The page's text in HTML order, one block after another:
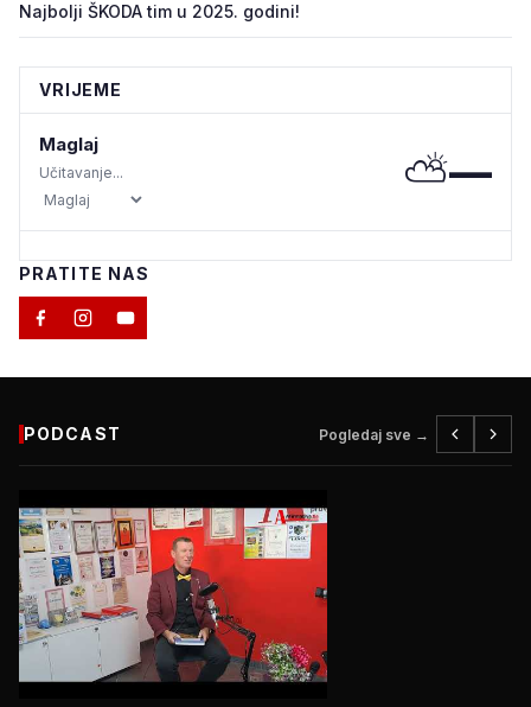
Najbolji ŠKODA tim u 2025. godini!
VRIJEME
Maglaj
Učitavanje... ⛅—
PRATITE NAS
PODCAST Pogledaj sve →